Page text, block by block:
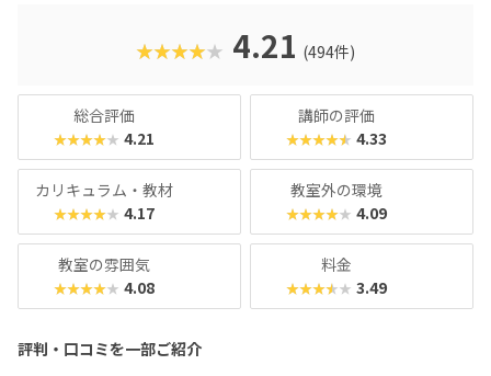
りのとっつきやすい見た目から入って、実践レベルの内容が
学べると好評です。授業料が比較的お手頃価格なのもポイン
月2回）、レギュラーコースは8,800円＋教材費2,640円＋テ
キスト費2,860円（80分×月2回）、マスターコースは11,00
0円＋教材費2,640円＋テキスト費2,860円（80分×月2
回）。年に1度のテキスト費以外、追加料金もかかりませ
ん。明確な料金体系と通いやすさ、ある程度「勉強」の雰囲
気を重視する方におすすめのスクールです。
★★★★★ 4.21 (494件)
総合評価
★★★★★ 4.21
講師の評価
★★★★★ 4.33
カリキュラム・教材
★★★★★ 4.17
教室外の環境
★★★★★ 4.09
教室の雰囲気
★★★★★ 4.08
料金
★★★★★ 3.49
評判・口コミを一部ご紹介